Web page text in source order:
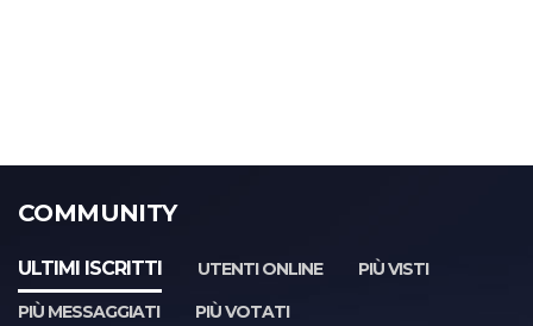
COMMUNITY
ULTIMI ISCRITTI UTENTI ONLINE
PIÙ VISTI
PIÙ MESSAGGIATI
PIÙ VOTATI